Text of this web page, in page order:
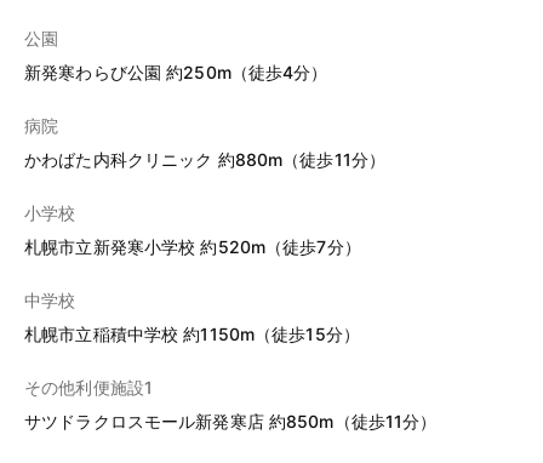
公園
新発寒わらび公園 約250m（徒歩4分）
病院
かわばた内科クリニック 約880m（徒歩11分）
小学校
札幌市立新発寒小学校 約520m（徒歩7分）
中学校
札幌市立稲積中学校 約1150m（徒歩15分）
その他利便施設1
サツドラクロスモール新発寒店 約850m（徒歩11分）